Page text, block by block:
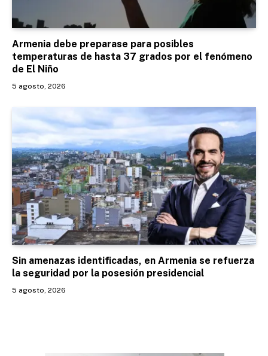
Armenia debe preparase para posibles
temperaturas de hasta 37 grados por el fenómeno
de El Niño
5 agosto, 2026
Sin amenazas identificadas, en Armenia se refuerza
la seguridad por la posesión presidencial
5 agosto, 2026